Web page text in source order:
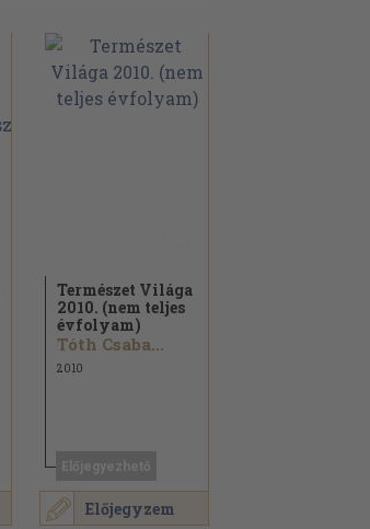
Előjegyzem
Természet Világa
2010. (nem teljes
évfolyam)
Tóth Csaba...
2010